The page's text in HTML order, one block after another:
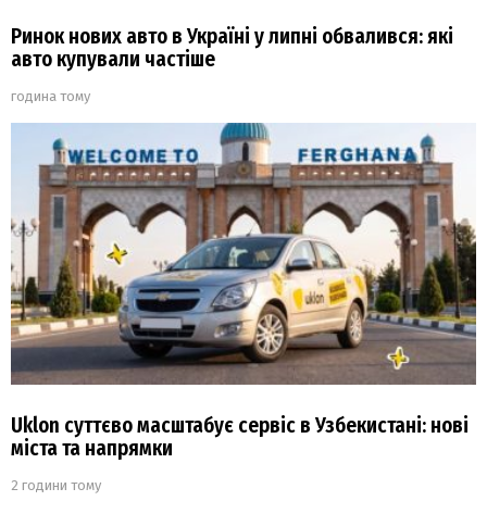
Ринок нових авто в Україні у липні обвалився: які
авто купували частіше
година тому
Uklon суттєво масштабує сервіс в Узбекистані: нові
міста та напрямки
2 години тому